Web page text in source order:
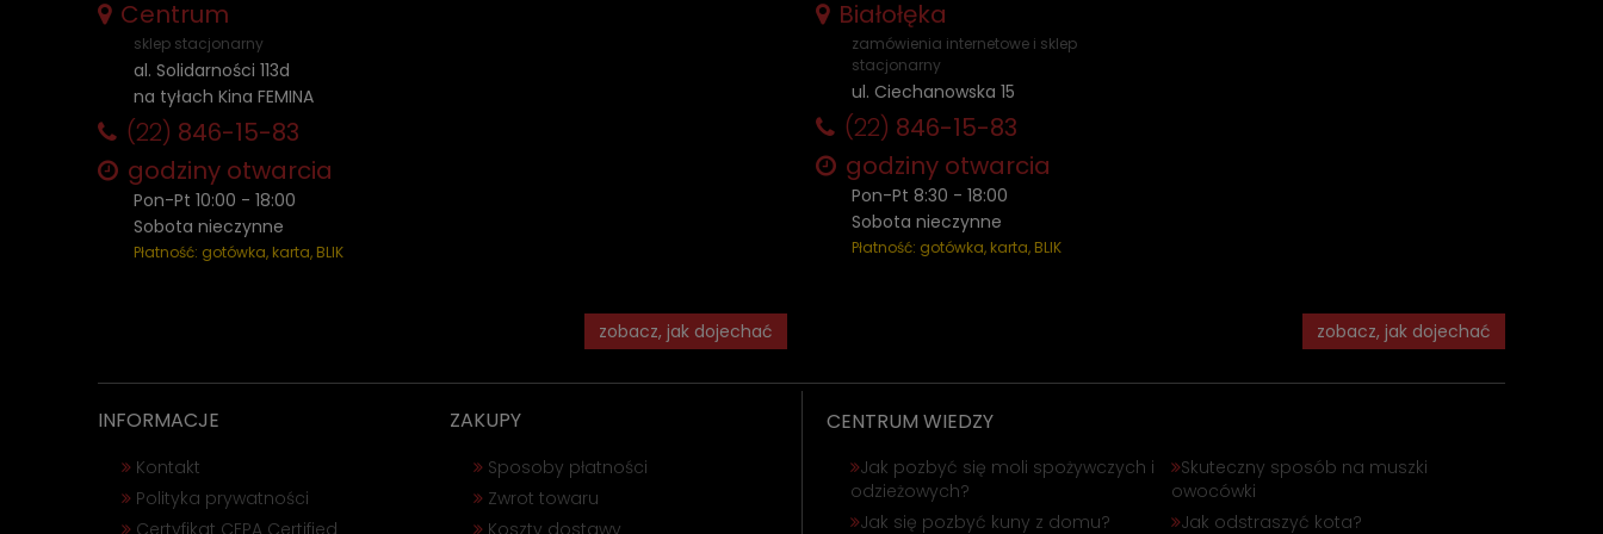
Centrum
sklep stacjonarny
al. Solidarności 113d
na tyłach Kina FEMINA
(22) 846-15-83
godziny otwarcia
Pon-Pt 10:00 - 18:00
Sobota nieczynne
Płatność: gotówka, karta, BLIK
zobacz, jak dojechać
Białołęka
zamówienia internetowe i sklep
stacjonarny
ul. Ciechanowska 15
(22) 846-15-83
godziny otwarcia
Pon-Pt 8:30 - 18:00
Sobota nieczynne
Płatność: gotówka, karta, BLIK
zobacz, jak dojechać
INFORMACJE
Kontakt
Polityka prywatności
ZAKUPY
Sposoby płatności
Zwrot towaru
CENTRUM WIEDZY
Jak pozbyć się moli spożywczych i
odzieżowych?
Jak się pozbyć kuny z domu?
Skuteczny sposób na muszki
owocówki
Jak odstraszyć kota?